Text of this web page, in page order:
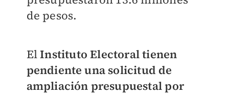
de pesos.
ElInstituto Electoral tienen
pendiente una solicitud de
ampliación presupuestal por